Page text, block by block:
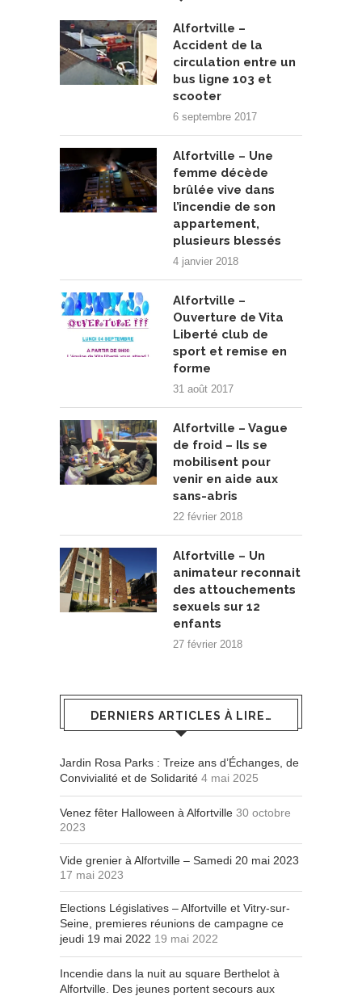
Alfortville –
Accident de la
circulation entre un
bus ligne 103 et
scooter
6 septembre 2017
Alfortville – Une
femme décède
brûlée vive dans
l’incendie de son
appartement,
plusieurs blessés
4 janvier 2018
Alfortville –
Ouverture de Vita
Liberté club de
sport et remise en
forme
31 août 2017
Alfortville – Vague
de froid – Ils se
mobilisent pour
venir en aide aux
sans-abris
22 février 2018
Alfortville – Un
animateur reconnait
des attouchements
sexuels sur 12
enfants
27 février 2018
DERNIERS ARTICLES À LIRE…
Jardin Rosa Parks : Treize ans d’Échanges, de
Convivialité et de Solidarité 4 mai 2025
Venez fêter Halloween à Alfortville 30 octobre
2023
Vide grenier à Alfortville – Samedi 20 mai 2023
17 mai 2023
Elections Législatives – Alfortville et Vitry-sur-
Seine, premieres réunions de campagne ce
jeudi 19 mai 2022 19 mai 2022
Incendie dans la nuit au square Berthelot à
Alfortville. Des jeunes portent secours aux